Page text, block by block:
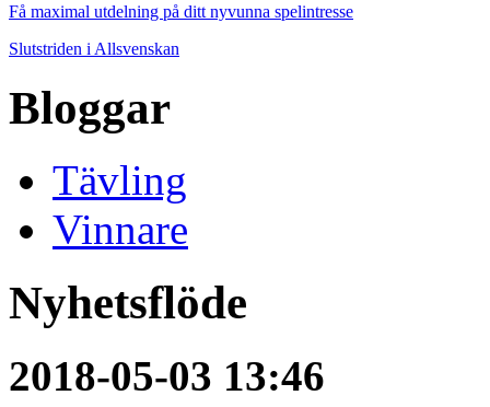
Få maximal utdelning på ditt nyvunna spelintresse
Slutstriden i Allsvenskan
Bloggar
Tävling
Vinnare
Nyhetsflöde
2018-05-03 13:46